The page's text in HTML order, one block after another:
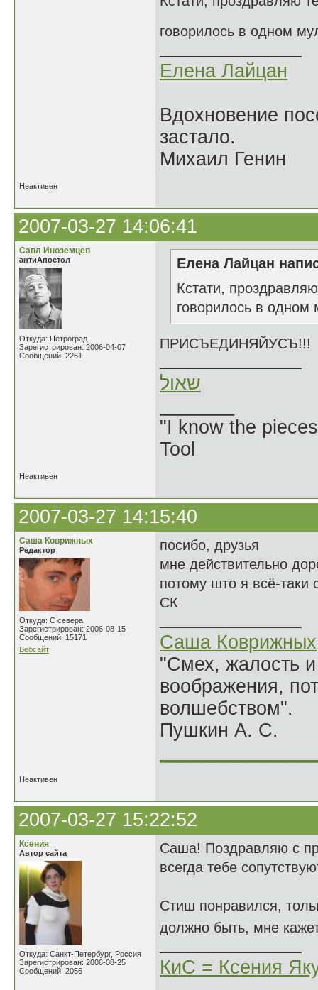
говорилось в одном
Елена Лайцан
Вдохновение
застало.
Михаил Генин
Неактивен
2007-03-27 14:06:41
Савл Иноземцев
антиАпостол
Откуда: Петроград
Зарегистрирован: 2006-04-07
Сообщений: 2261
Елена Лайцан
Кстати,
говорилось в
ПРИСЪЕДИНЯЙУСЪ!!!
שאול
"I know the
Tool
Неактивен
2007-03-27 14:15:40
Саша Коврижных
Редактор
Откуда: С севера.
Зарегистрирован: 2006-08-15
Сообщений: 15171
Вебсайт
посибо, друзья
мне действительно
потому што я всё-таки
СК
Саша Коврижных
"Смех, жалость
воображения,
волшебством".
Пушкин А. С.
Неактивен
2007-03-27 15:22:52
Ксения
Автор сайта
Откуда: Санкт-Петербург, Россия
Зарегистрирован: 2006-08-25
Сообщений: 2056
Саша! Поздравляю с
всегда тебе
Стиш понравился,
должно быть, мне
КиС = Ксения